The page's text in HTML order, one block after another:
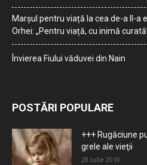
Marșul pentru viață la cea de-a II-a
Orhei: „Pentru viață, cu inimă
Învierea Fiului văduvei din Nain
POSTĂRI POPULARE
+++ Rugăciune
grele ale vieţii
28 iulie 2010